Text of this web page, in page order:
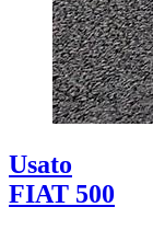
Usato
FIAT 500